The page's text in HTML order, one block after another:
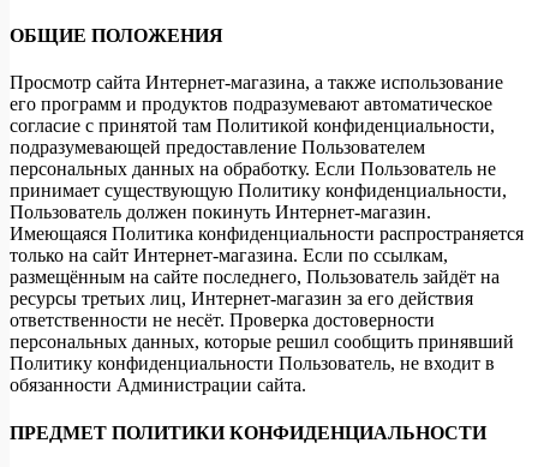
ОБЩИЕ ПОЛОЖЕНИЯ
Просмотр сайта Интернет-магазина, а также использование
его программ и продуктов подразумевают автоматическое
согласие с принятой там Политикой конфиденциальности,
подразумевающей предоставление Пользователем
персональных данных на обработку. Если Пользователь не
принимает существующую Политику конфиденциальности,
Пользователь должен покинуть Интернет-магазин.
Имеющаяся Политика конфиденциальности распространяется
только на сайт Интернет-магазина. Если по ссылкам,
размещённым на сайте последнего, Пользователь зайдёт на
ресурсы третьих лиц, Интернет-магазин за его действия
ответственности не несёт. Проверка достоверности
персональных данных, которые решил сообщить принявший
Политику конфиденциальности Пользователь, не входит в
обязанности Администрации сайта.
ПРЕДМЕТ ПОЛИТИКИ КОНФИДЕНЦИАЛЬНОСТИ